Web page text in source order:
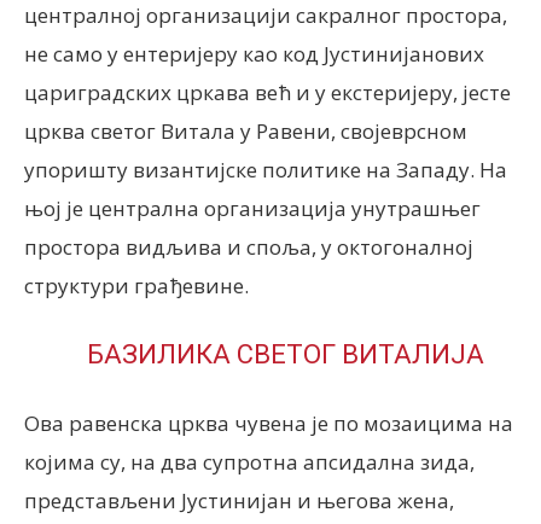
централној организацији сакралног простора,
не само у ентеријеру као код Јустинијанових
цариградских цркава већ и у екстеријеру, јесте
црква светог Витала у Равени, својеврсном
упоришту византијске политике на Западу. На
њој је централна организација унутрашњег
простора видљива и споља, у октогоналној
структури грађевине.
БАЗИЛИКА СВЕТОГ ВИТАЛИЈА
Ова равенска црква чувена је по мозаицима на
којима су, на два супротна апсидална зида,
представљени Јустинијан и његова жена,